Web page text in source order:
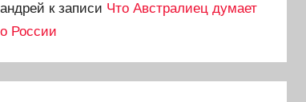
андрей к записи Что Австралиец думает
о России